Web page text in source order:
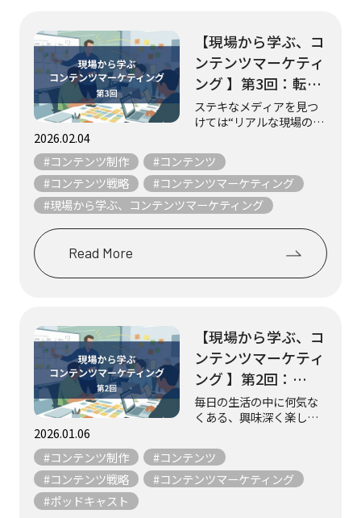
2026.02.04
【現場から学ぶ、コ
ンテンツマーケティ
ング 】第3回：転職
をゴールにしない！
やさしくて丁寧な求
事百貨』（シゴトヒ
ト）
ステキなメディアを見つ
けては“リアルな現場の知
る 不定期連載「現場から
学ぶ、コンテンツマーケ
ティング」。 様々なメデ
ィアは数多ある星のよう
なもの。 そんな数え切れ
ないほどの星の...
#コンテンツ制作
#コンテンツ
#コンテンツ戦略
#コンテンツマーケティング
#現場から学ぶ、コンテンツマーケティング
Read More
2026.01.06
【現場から学ぶ、コ
ンテンツマーケティ
ング 】第2回：
Podcast『聞く図
鑑』（学研の図鑑
社Gakken）
毎日の生活の中に何気な
くある、興味深く楽しい
中から“リアルな制作現
場”を取材し、紹介してい
くのが不定期連載 「現場
#コンテンツ制作
#コンテンツ
#コンテンツ戦略
#コンテンツマーケティング
#ポッドキャスト